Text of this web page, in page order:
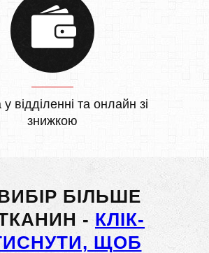
відділенні та онлайн зі
знижкою
БІЛЬШЕ
- КЛІК-
ЩОБ